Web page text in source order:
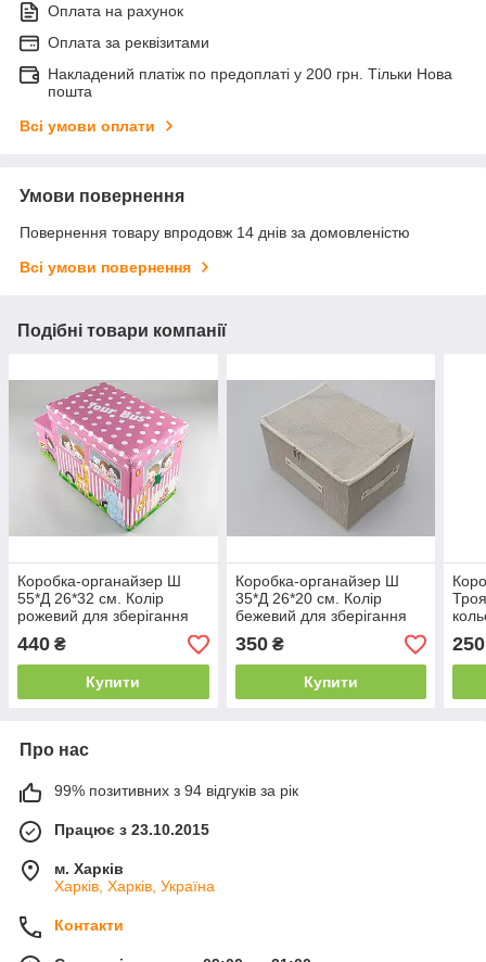
Оплата на рахунок
Оплата за реквізитами
Накладений платіж по предоплаті у 200 грн. Тільки Нова
пошта
Всі умови оплати
Умови повернення
Повернення товару впродовж 14 днів за домовленістю
Всі умови повернення
Подібні товари компанії
Коробка-органайзер Ш
55*Д 26*32 см. Колір
рожевий для зберігання
одягу, взуття чи невеликих
предметів
440 ₴
Купити
Коробка-органайзер Ш
35*Д 26*20 см. Колір
бежевий для зберігання
одягу, взуття чи невеликих
предметів
350₴
Купити
Для
250
Про нас
99% позитивних з 94 відгуків за рік
Працює з 23.10.2015
м. Харків
Харків, Харків, Україна
Контакти